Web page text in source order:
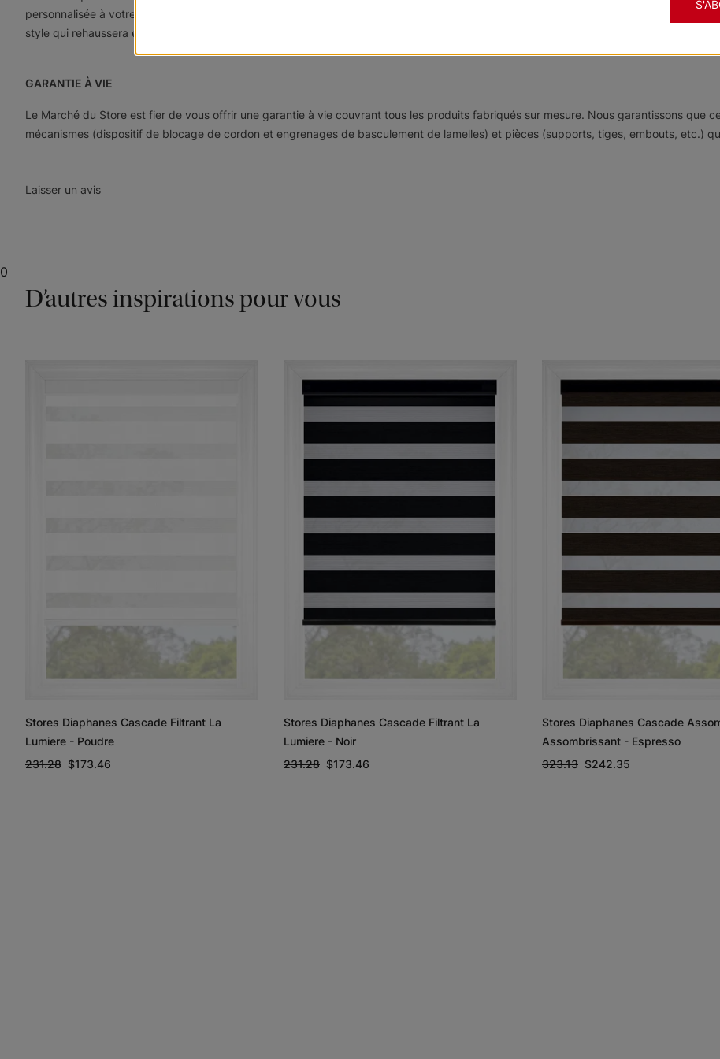
personnalisée à votre décor. Choisissez une allure plus fonctionnelle ou un design tout en douceur pour une touche d'élégance.
style qui rehaussera en beauté le look de votre maison.
GARANTIE À VIE
Le Marché du Store est fier de vous offrir une garantie à vie couvrant tous les produits fabriqués sur mesure. Nous garantissons que
mécanismes (dispositif de blocage de cordon et engrenages de basculement de lamelles) et pièces (supports, tiges, embouts, etc.)
Laisser un avis
0
D’autres inspirations pour vous
Stores Diaphanes Cascade Filtrant La
Lumiere - Poudre
231.28 $173.46
Stores Diaphanes Cascade Filtrant La
Lumiere - Noir
231.28 $173.46
Stores Diaphanes Cascade
Assombrissant - Espresso
323.13 $242.35